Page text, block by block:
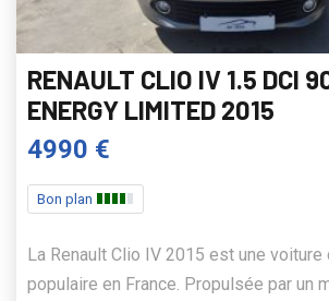
RENAULT CLIO IV 1.5 DCI
ENERGY LIMITED 2015
4990 €
Bon plan
La Renault Clio IV 2015 est une
populaire en France. Propulsée par un